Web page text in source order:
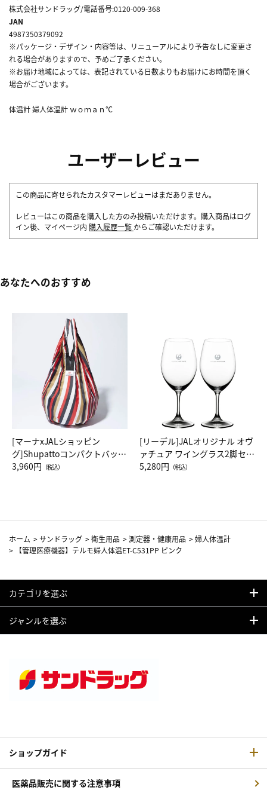
株式会社サンドラッグ/電話番号:0120-009-368
JAN
4987350379092
※パッケージ・デザイン・内容等は、リニューアルにより予告なしに変更さ
れる場合がありますので、予めご了承ください。
※お届け地域によっては、表記されている日数よりもお届けにお時間を頂く
場合がございます。
体温計 婦人体温計 ｗｏｍａｎ℃
ユーザーレビュー
この商品に寄せられたカスタマーレビューはまだありません。
レビューはこの商品を購入した方のみ投稿いただけます。購入商品はログ
イン後、マイページ内 購入履歴一覧 からご確認いただけます。
あなたへのおすすめ
[マーナxJALショッピン
グ]Shupattoコンパクトバッグ
Drop JAL客室乗務員（LC）ス
3,960円 （税込）
[リーデル]JALオリジナル オヴ
ァチュア ワイングラス2脚セッ
ト（レッドワイン）
5,280円 （税込）
ホーム >サンドラッグ >衛生用品 >測定器・健康用品 >婦人体温計
>
【管理医療機器】テルモ婦人体温ET-C531PP ピンク
カテゴリを選ぶ
ジャンルを選ぶ
ショップガイド
医薬品販売に関する注意事項